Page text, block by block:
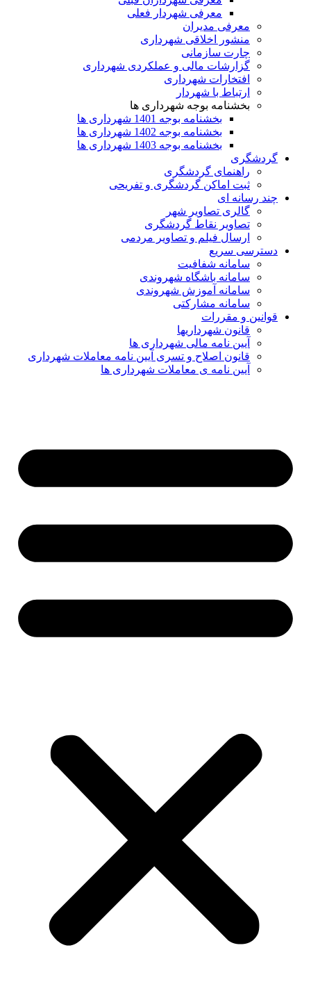
معرفی شهردار فعلی
معرفی مدیران
منشور اخلاقی شهرداری
چارت سازمانی
گزارشات مالی و عملکردی شهرداری
افتخارات شهرداری
ارتباط با شهردار
بخشنامه بوجه شهرداری ها
بخشنامه بوجه 1401 شهرداری ها
بخشنامه بوجه 1402 شهرداری ها
بخشنامه بوجه 1403 شهرداری ها
گردشگری
راهنمای گردشگری
ثبت اماکن گردشگری و تفریحی
چند رسانه ای
گالری تصاویر شهر
تصاویر نقاط گردشگری
ارسال فیلم و تصاویر مردمی
دسترسی سریع
سامانه شفافیت
سامانه باشگاه شهروندی
سامانه آموزش شهروندی
سامانه مشارکتی
قوانین و مقررات
قانون شهرداریها
آیین نامه مالی شهرداری ها
قانون اصلاح و تسری آیین نامه معاملات شهرداری
آیین نامه ی معاملات شهرداری ها